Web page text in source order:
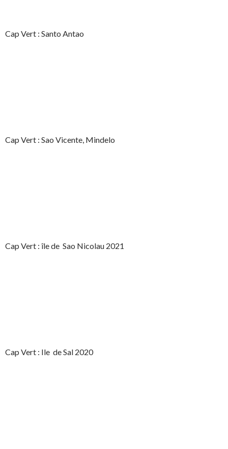
Cap Vert : Santo Antao
Cap Vert : Sao Vicente, Mindelo
Cap Vert : île de Sao Nicolau 2021
Cap Vert : Ile de Sal 2020